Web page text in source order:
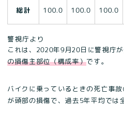
総計 100.0 100.0 100.0
警視庁より
これは、2020年9月20日に警視庁
の損傷主部位（構成率）です。
バイクに乗っているときの死亡事
が頭部の損傷で、過去5年平均では